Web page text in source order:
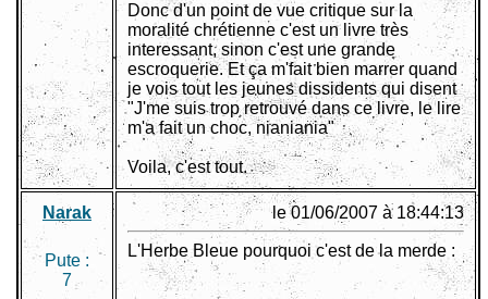
Donc d'un point de vue critique sur la
moralité chrétienne c'est un livre très
interessant, sinon c'est une grande
escroquerie. Et ça m'fait bien marrer quand
je vois tout les jeunes dissidents qui disent
"J'me suis trop retrouvé dans ce livre, le lire
m'a fait un choc, nianiania"
Voila, c'est tout.
Narak
Pute :
7
le 01/06/2007 à 18:44:13
L'Herbe Bleue pourquoi c'est de la merde :